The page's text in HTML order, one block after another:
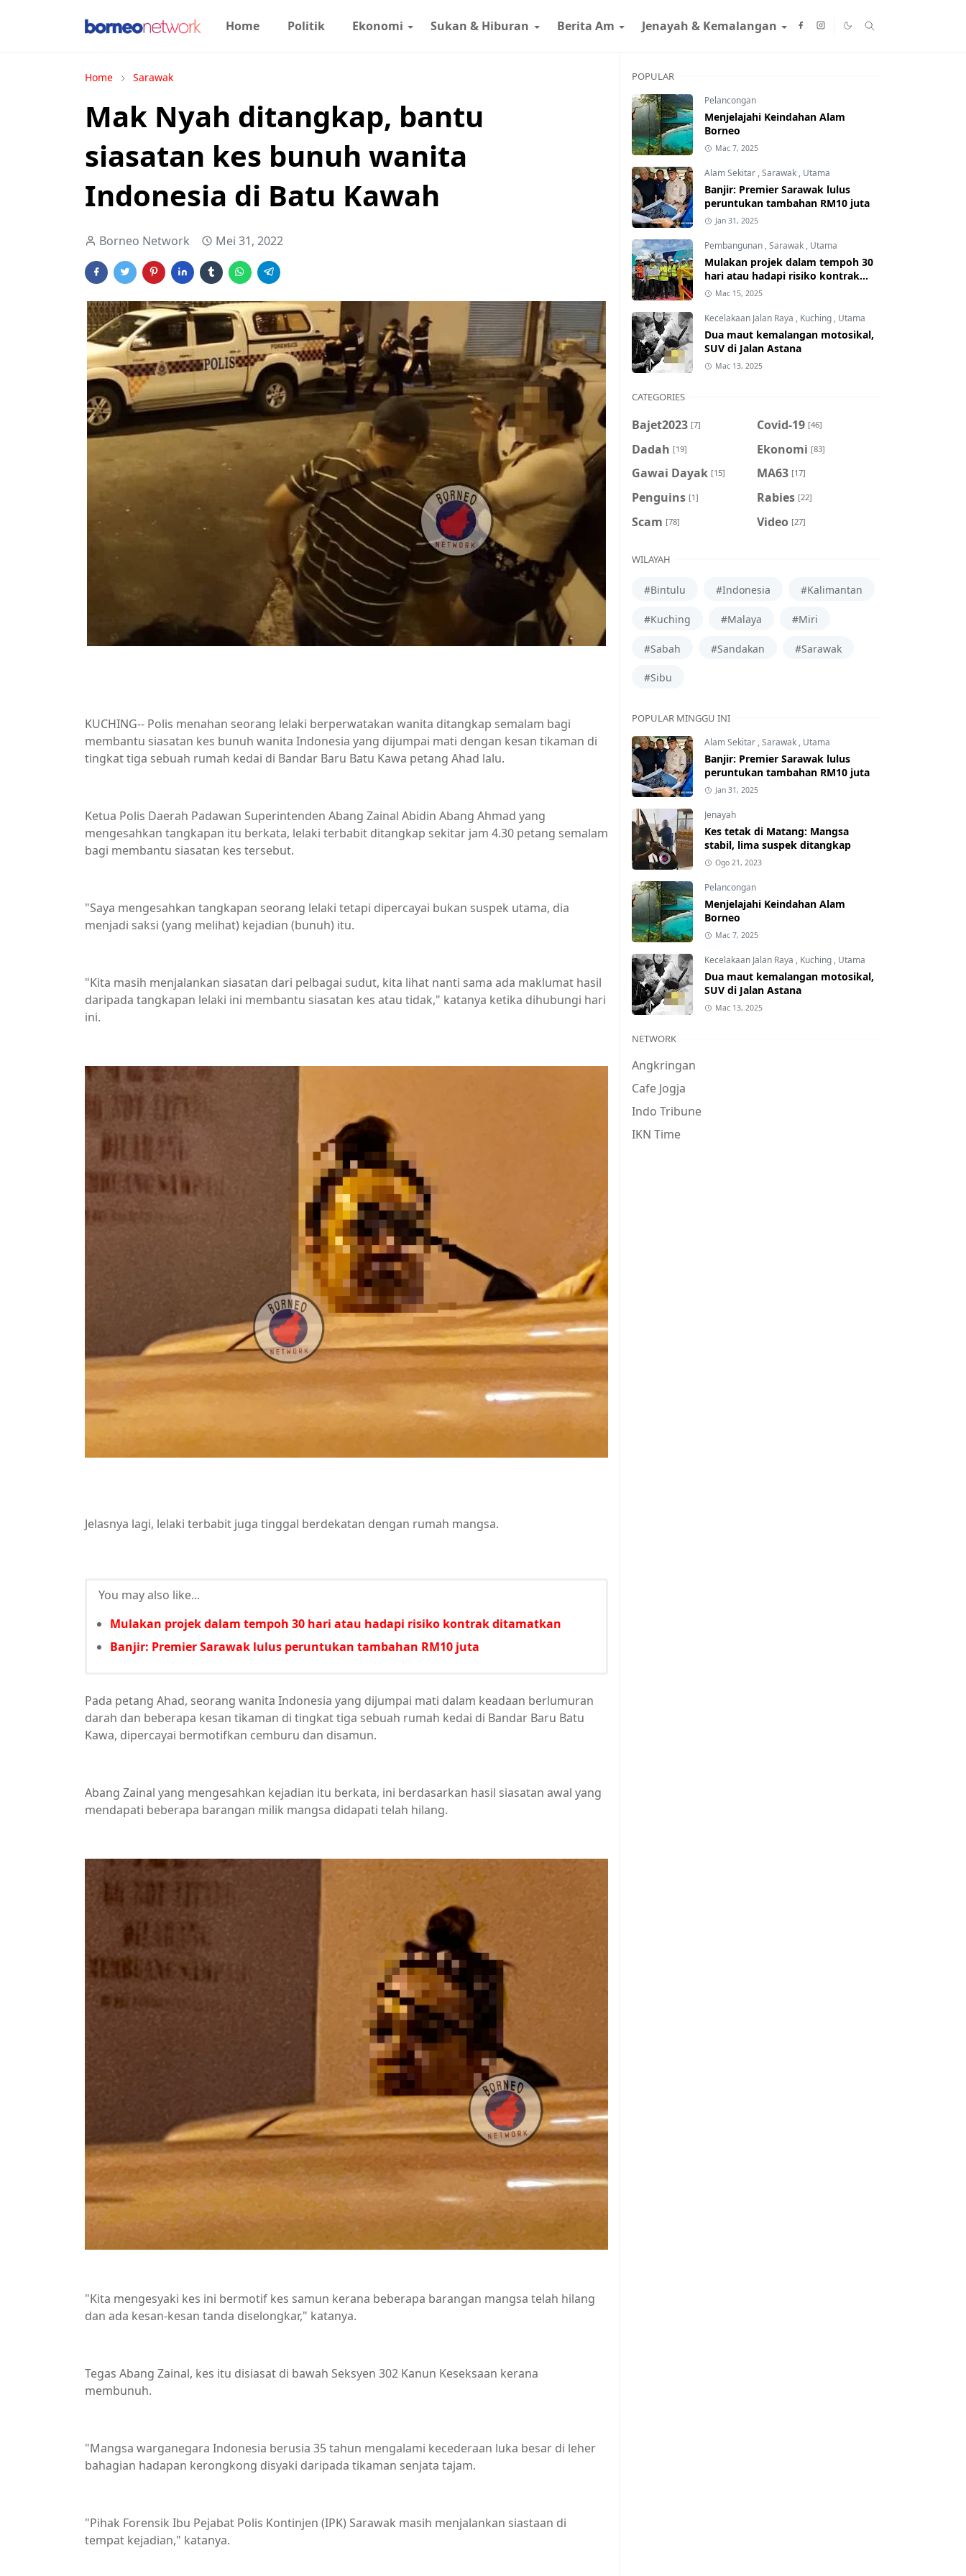
Home Politik Ekonomi Sukan & Hiburan Berita Am Jenayah & Kemalangan
Home Sarawak
Mak Nyah ditangkap, bantu
siasatan kes bunuh wanita
Indonesia di Batu Kawah
Borneo Network Mei 31, 2022
KUCHING-- Polis menahan seorang lelaki berperwatakan wanita ditangkap semalam bagi
membantu siasatan kes bunuh wanita Indonesia yang dijumpai mati dengan kesan tikaman di
tingkat tiga sebuah rumah kedai di Bandar Baru Batu Kawa petang Ahad lalu.
Ketua Polis Daerah Padawan Superintenden Abang Zainal Abidin Abang Ahmad yang
mengesahkan tangkapan itu berkata, lelaki terbabit ditangkap sekitar jam 4.30 petang semalam
bagi membantu siasatan kes tersebut.
"Saya mengesahkan tangkapan seorang lelaki tetapi dipercayai bukan suspek utama, dia
menjadi saksi (yang melihat) kejadian (bunuh) itu.
"Kita masih menjalankan siasatan dari pelbagai sudut, kita lihat nanti sama ada maklumat hasil
daripada tangkapan lelaki ini membantu siasatan kes atau tidak," katanya ketika dihubungi hari
ini.
Jelasnya lagi, lelaki terbabit juga tinggal berdekatan dengan rumah mangsa.
You may also like...
Mulakan projek dalam tempoh 30 hari atau hadapi risiko kontrak ditamatkan
Banjir: Premier Sarawak lulus peruntukan tambahan RM10 juta
Pada petang Ahad, seorang wanita Indonesia yang dijumpai mati dalam keadaan berlumuran
darah dan beberapa kesan tikaman di tingkat tiga sebuah rumah kedai di Bandar Baru Batu
Kawa, dipercayai bermotifkan cemburu dan disamun.
Abang Zainal yang mengesahkan kejadian itu berkata, ini berdasarkan hasil siasatan awal yang
mendapati beberapa barangan milik mangsa didapati telah hilang.
"Kita mengesyaki kes ini bermotif kes samun kerana beberapa barangan mangsa telah hilang
dan ada kesan-kesan tanda diselongkar," katanya.
Tegas Abang Zainal, kes itu disiasat di bawah Seksyen 302 Kanun Keseksaan kerana
membunuh.
"Mangsa warganegara Indonesia berusia 35 tahun mengalami kecederaan luka besar di leher
bahagian hadapan kerongkong disyaki daripada tikaman senjata tajam.
"Pihak Forensik Ibu Pejabat Polis Kontinjen (IPK) Sarawak masih menjalankan siastaan di
tempat kejadian," katanya.
POPULAR
Pelancongan
Menjelajahi Keindahan Alam
Borneo
Mac 7, 2025
Alam Sekitar ,Sarawak , Utama
Banjir: Premier Sarawak lulus
peruntukan tambahan RM10 juta
Jan 31, 2025
Pembangunan ,Sarawak , Utama
Mulakan projek dalam tempoh 30
hari atau hadapi risiko kontrak
ditamatkan
Mac 15, 2025
Kecelakaan Jalan Raya , Kuching , Utama
Dua maut kemalangan motosikal,
SUV di Jalan Astana
Mac 13, 2025
CATEGORIES
Bajet2023 [7] Covid-19 [46]
Dadah [19] Ekonomi [83]
Gawai Dayak [15] MA63 [17]
Penguins [1] Rabies [22]
Scam [78] Video [27]
WILAYAH
#Bintulu #Indonesia #Kalimantan
#Kuching #Malaya #Miri
#Sabah #Sandakan #Sarawak
#Sibu
POPULAR MINGGU INI
Alam Sekitar ,Sarawak , Utama
Banjir: Premier Sarawak lulus
peruntukan tambahan RM10 juta
Jan 31, 2025
Jenayah
Kes tetak di Matang: Mangsa
stabil, lima suspek ditangkap
Ogo 21, 2023
Pelancongan
Menjelajahi Keindahan Alam
Borneo
Mac 7, 2025
Kecelakaan Jalan Raya , Kuching , Utama
Dua maut kemalangan motosikal,
SUV di Jalan Astana
Mac 13, 2025
NETWORK
Angkringan
Cafe Jogja
Indo Tribune
IKN Time